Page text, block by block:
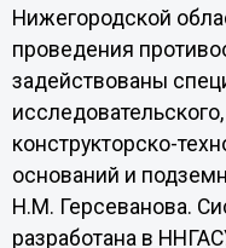
Нижегородской
проведения
задействованы
конструкторско-
оснований и
Н.М. Герсеванова.
разработана в